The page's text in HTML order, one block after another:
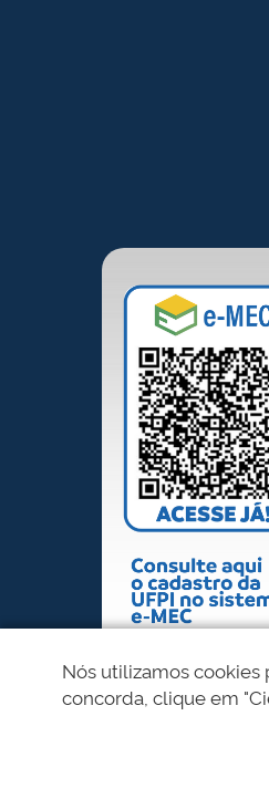
Nós utilizamos cookies
concorda, clique em